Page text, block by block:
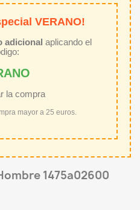
VERANO!
adicional aplicando el
la compra
mayor a 25 euros.
1475a02600